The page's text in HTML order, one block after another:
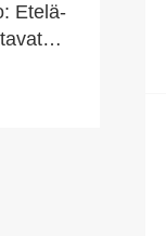
Etelä-